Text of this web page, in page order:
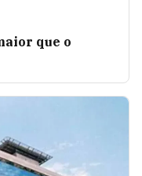
que o